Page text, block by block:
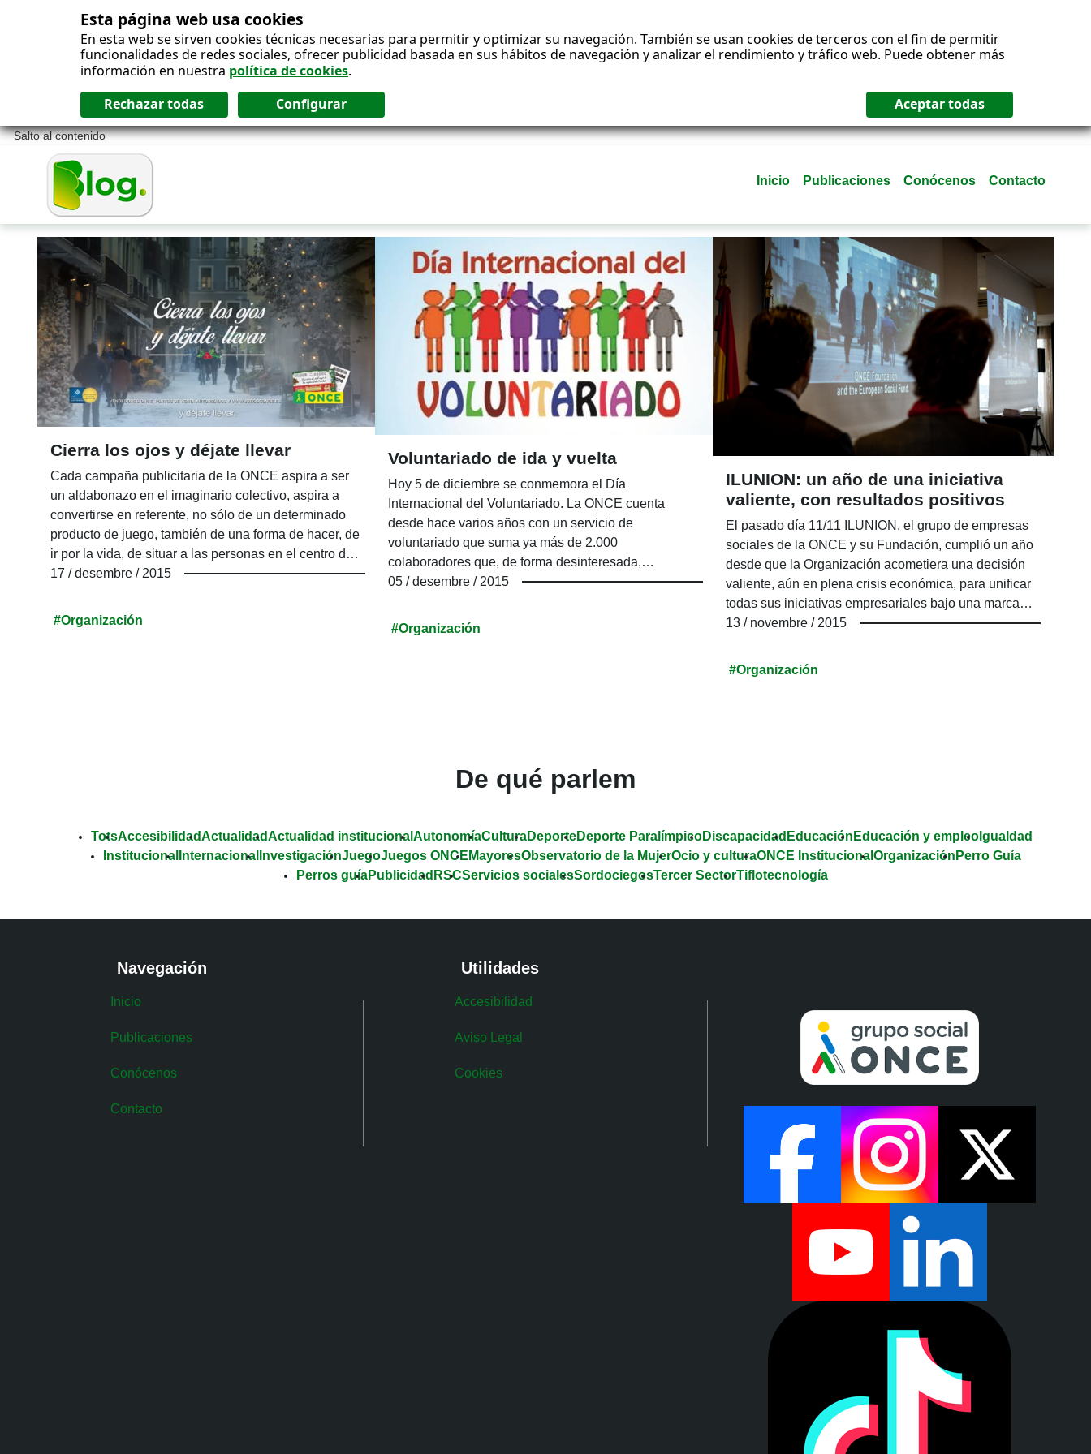
Esta página web usa cookies
En esta web se sirven cookies técnicas necesarias para permitir y optimizar su navegación. También se usan cookies de terceros con el fin de permitir
funcionalidades de redes sociales, ofrecer publicidad basada en sus hábitos de navegación y analizar el rendimiento y tráfico web. Puede obtener más
información en nuestra política de cookies.
Salto al contenido
Inicio Publicaciones Conócenos Contacto
Blog ONCE - Publicaciones
Cierra los ojos y déjate llevar
Cada campaña publicitaria de la ONCE aspira a ser
un aldabonazo en el imaginario colectivo, aspira a
convertirse en referente, no sólo de un determinado
producto de juego, también de una forma de hacer, de
ir por la vida, de situar a las personas en el centro de
cualquier actividad y, muy especialmente, de dar voz e
modelo de la ONCE, su Fundación y sus empresas
sociales ILUNION, un sistema único en el mundo que
17 / desembre / 2015
#Organización
Voluntariado de ida y vuelta
Hoy 5 de diciembre se conmemora el Día
Internacional del Voluntariado. La ONCE cuenta
desde hace varios años con un servicio de
voluntariado que suma ya más de 2.000
colaboradores que, de forma desinteresada,
encuentran en esta acción una forma solidaria de vida,
a muchas personas ciegas o con discapacidad visual
grave.
05 / desembre / 2015
#Organización
ILUNION: un año de una iniciativa
valiente, con resultados positivos
El pasado día 11/11 ILUNION, el grupo de empresas
sociales de la ONCE y su Fundación, cumplió un año
desde que la Organización acometiera una decisión
valiente, aún en plena crisis económica, para unificar
todas sus iniciativas empresariales bajo una marca
única que suma dos de las características que han
durante muchos años: la ilusión y la unión. Así nació
ILUNION.
13 / novembre / 2015
#Organización
De qué parlem
TotsAccesibilidadActualidadActualidad institucional AutonomíaCulturaDeporteDeporte ParalímpicoDiscapacidad Educación Educación y empleo Igualdad
Institucional Internacional InvestigaciónJuegoJuegos ONCE MayoresObservatorio de la MujerOcio y culturaONCE Institucional Organización Perro Guía
Perros guíaPublicidad RSCServicios socialesSordociegosTercer SectorTiflotecnología
Navegación
Inicio
Publicaciones
Conócenos
Contacto
Utilidades
Accesibilidad
Aviso Legal
Cookies